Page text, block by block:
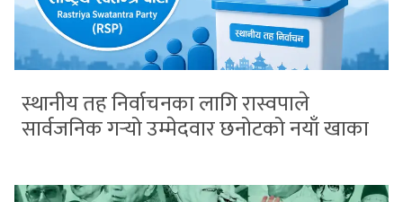
स्थानीय तह निर्वाचनका लागि रास्वपाले
सार्वजनिक गर्‍यो उम्मेदवार छनोटको नयाँ खाका